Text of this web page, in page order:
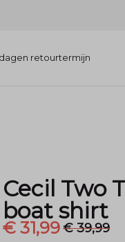
dagen retourtermijn
Cecil Two
boat shirt
€ 31,99€ 39,99